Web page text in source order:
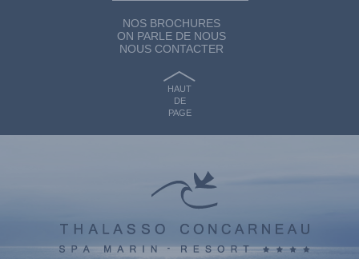
NOS BROCHURES
ON PARLE DE NOUS
NOUS CONTACTER
HAUT
DE
PAGE